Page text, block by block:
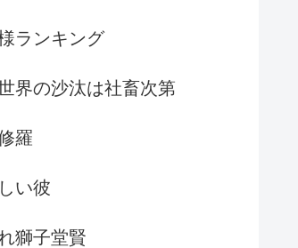
ランキング
界の沙汰は社畜次第
羅
い彼
獅子堂賢